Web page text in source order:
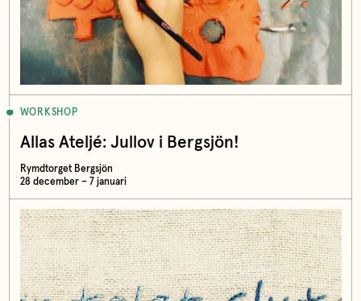
WORKSHOP
Allas Ateljé: Jullov i Bergsjön!
Rymdtorget Bergsjön
28 december – 7 januari